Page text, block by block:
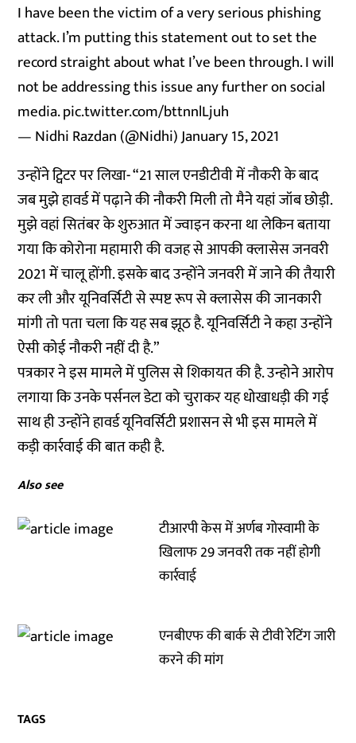
I have been the victim of a very serious phishing
attack. I’m putting this statement out to set the
record straight about what I’ve been through. I will
not be addressing this issue any further on social
media.pic.twitter.com/bttnnlLjuh
— Nidhi Razdan (@Nidhi)January 15, 2021
उन्होंने ट्विटर पर लिखा- “21 साल एनडीटीवी में नौकरी के बाद
जब मुझे हावर्ड में पढ़ाने की नौकरी मिली तो मैने यहां जॉब छोड़ी.
मुझे वहां सितंबर के शुरुआत में ज्वाइन करना था लेकिन बताया
गया कि कोरोना महामारी की वजह से आपकी क्लासेस जनवरी
2021 में चालू होंगी. इसके बाद उन्होंने जनवरी में जाने की तैयारी
कर ली और यूनिवर्सिटी से स्पष्ट रूप से क्लासेस की जानकारी
मांगी तो पता चला कि यह सब झूठ है. यूनिवर्सिटी ने कहा उन्होंने
ऐसी कोई नौकरी नहीं दी है.”
पत्रकार ने इस मामले में पुलिस से शिकायत की है. उन्होने आरोप
लगाया कि उनके पर्सनल डेटा को चुराकर यह धोखाधड़ी की गई
साथ ही उन्होंने हावर्ड यूनिवर्सिटी प्रशासन से भी इस मामले में
कड़ी कार्रवाई की बात कही है.
Also see
टीआरपी केस में अर्णब गोस्वामी के
खिलाफ 29 जनवरी तक नहीं होगी
कार्रवाई
एनबीएफ की बार्क से टीवी रेटिंग जारी
करने की मांग
TAGS